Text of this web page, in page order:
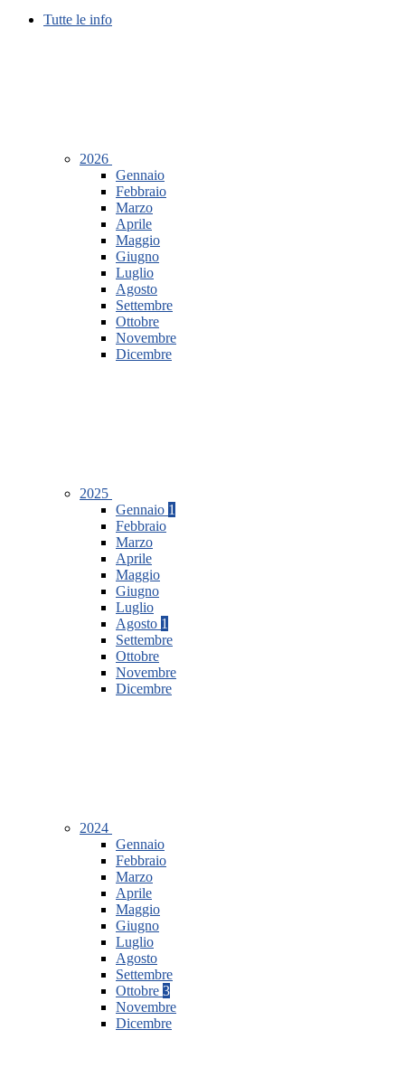
Tutte le info
2026
Gennaio
Febbraio
Marzo
Aprile
Maggio
Giugno
Luglio
Agosto
Settembre
Ottobre
Novembre
Dicembre
2025
Gennaio 1
Febbraio
Marzo
Aprile
Maggio
Giugno
Luglio
Agosto 1
Settembre
Ottobre
Novembre
Dicembre
2024
Gennaio
Febbraio
Marzo
Aprile
Maggio
Giugno
Luglio
Agosto
Settembre
Ottobre 3
Novembre
Dicembre